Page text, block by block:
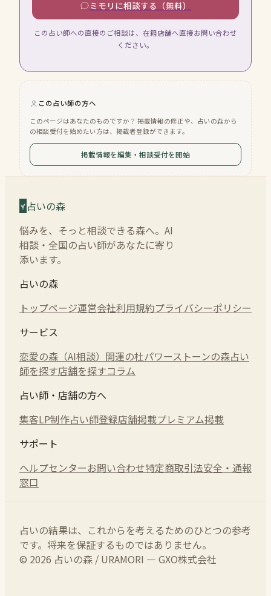
ミモリに相談する（無料）
この占い師への直接のご相談は、在籍店舗へ直接お問い合わせ
ください。
この占い師の方へ
このページはあなたのものですか？ 掲載情報の修正や、占いの森から
の相談受付を始めたい方は、掲載者登録ができます。
掲載情報を編集・相談受付を開始
占いの森
悩みを、そっと相談できる森へ。AI
相談・全国の占い師があなたに寄り
添います。
占いの森
トップページ運営会社利用規約プライバシーポリシー
サービス
恋愛の森（AI相談） 開運の杜パワーストーンの森占い
師を探す店舗を探すコラム
占い師・店舗の方へ
集客LP制作占い師登録店舗掲載プレミアム掲載
サポート
ヘルプセンターお問い合わせ特定商取引法安全・通報
窓口
占いの結果は、これからを考えるためのひとつの参考
です。将来を保証するものではありません。
© 2026 占いの森 / URAMORI — GXO株式会社